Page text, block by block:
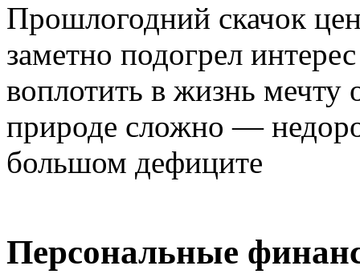
Прошлогодний скачок
заметно подогрел
воплотить в жизнь
природе сложно —
большом дефиците
Персональные